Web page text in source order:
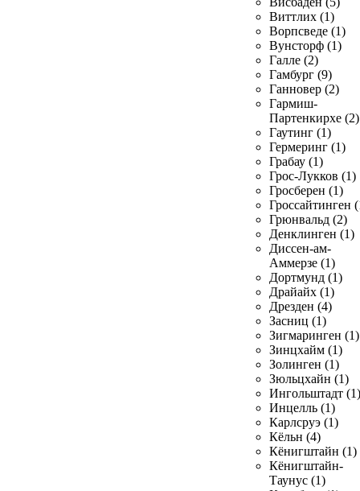
Виттлих (1)
Ворпсведе (1)
Вунсторф (1)
Галле (2)
Гамбург (9)
Ганновер (2)
Гармиш-
Партенкирхе (2)
Гаутинг (1)
Гермеринг (1)
Грабау (1)
Грос-Лукков (1)
Гросберен (1)
Гроссайтинген
Грюнвальд (2)
Денклинген (1)
Диссен-ам-
Аммерзе (1)
Дортмунд (1)
Драйайх (1)
Дрезден (4)
Засниц (1)
Зигмаринген (1)
Зинцхайм (1)
Золинген (1)
Зюльцхайн (1)
Ингольштадт (1)
Инцелль (1)
Карлсруэ (1)
Кёльн (4)
Кёнигштайн (1)
Кёнигштайн-
Таунус (1)